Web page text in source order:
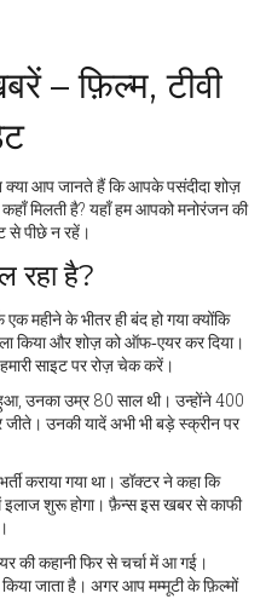
– फ़िल्म, टीवी
आप जानते हैं कि आपके पसंदीदा शोज़
मिलती है? यहाँ हम आपको मनोरंजन की
से पीछे न रहें।
रहा है?
महीने के भीतर ही बंद हो गया क्योंकि
किया और शोज़ को ऑफ‑एयर कर दिया।
साइट पर रोज़ चेक करें।
उनका उम्र 80 साल थी। उन्होंने 400
जीते। उनकी यादें अभी भी बड़े स्क्रीन पर
कराया गया था। डॉक्टर ने कहा कि
शुरू होगा। फ़ैन्स इस खबर से काफी
की कहानी फिर से चर्चा में आ गई।
जाता है। अगर आप मम्मूटी के फ़िल्मों